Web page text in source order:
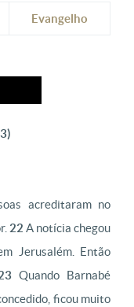
Evangelho
acreditaram no
22 A notícia chegou
Jerusalém. Então
Quando Barnabé
ficou muito